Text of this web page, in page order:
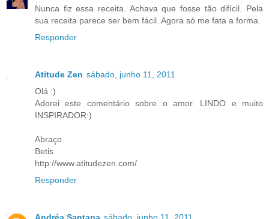
Nunca fiz essa receita. Achava que fosse tão difícil. Pela
sua receita parece ser bem fácil. Agora só me fata a forma.
Responder
Atitude Zen sábado, junho 11, 2011
Olá :)
Adorei este comentário sobre o amor. LINDO e muito
INSPIRADOR:)
Abraço.
Betis
http://www.atitudezen.com/
Responder